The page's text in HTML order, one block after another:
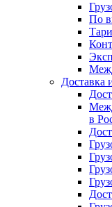
По
Доставка
в